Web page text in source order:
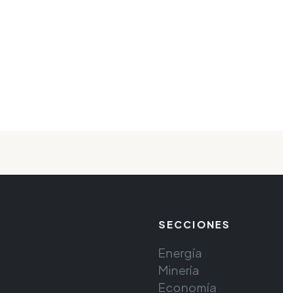
SECCIONES
Energía
Minería
Economía